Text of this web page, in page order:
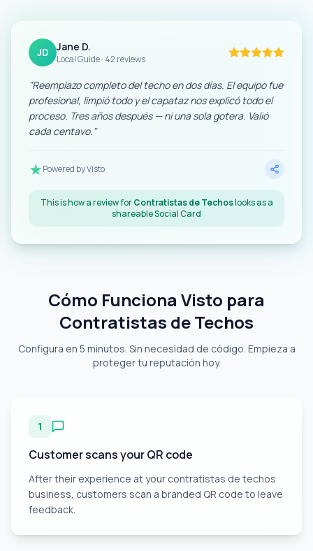
JD Jane D.
Local Guide · 42 reviews
"Reemplazo completo del techo en dos días. El equipo fue
profesional, limpió todo y el capataz nos explicó todo el
proceso. Tres años después — ni una sola gotera. Valió
cada centavo. "
Powered by Visto
This is how a review forContratistas de Techoslooks as a
shareable Social Card
Cómo Funciona Visto para
Contratistas de Techos
Configura en 5 minutos. Sin necesidad de código. Empieza a
proteger tu reputación hoy.
1
Customer scans your QR code
After their experience at your contratistas de techos
business, customers scan a branded QR code to leave
feedback.